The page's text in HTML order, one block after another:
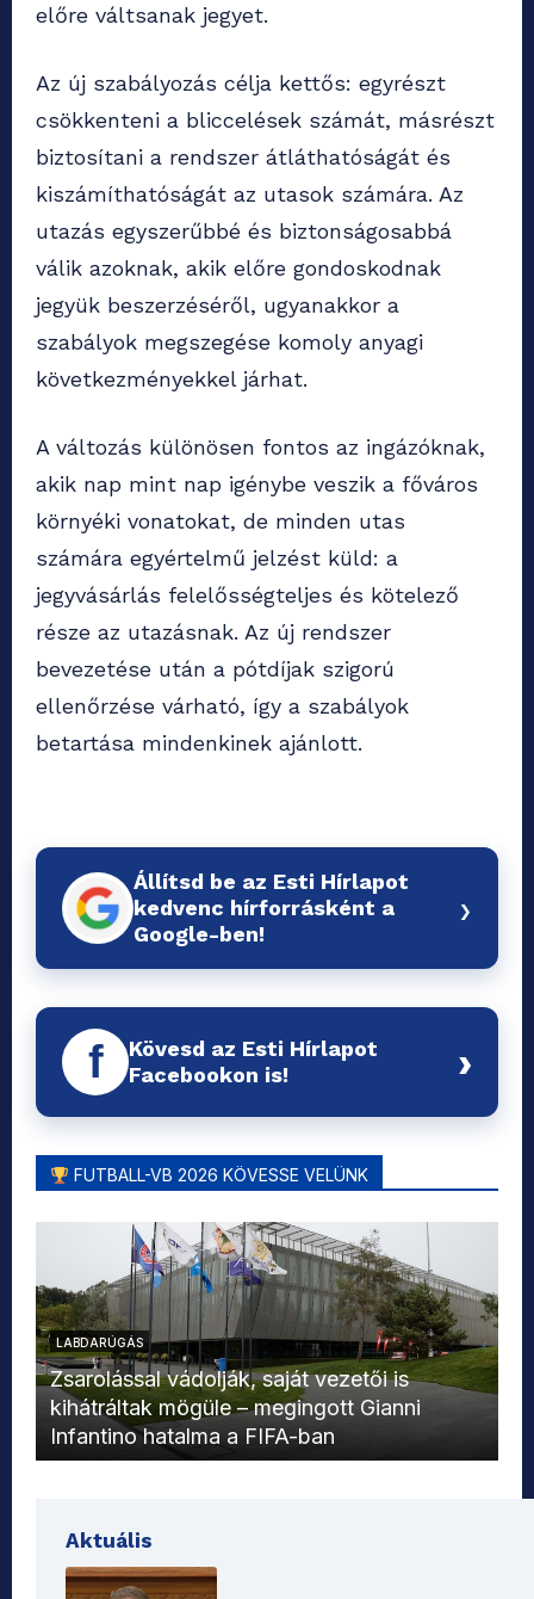
előre váltsanak jegyet.
Az új szabályozás célja kettős: egyrészt
csökkenteni a bliccelések számát, másrészt
biztosítani a rendszer átláthatóságát és
kiszámíthatóságát az utasok számára. Az
utazás egyszerűbbé és biztonságosabbá
válik azoknak, akik előre gondoskodnak
jegyük beszerzéséről, ugyanakkor a
szabályok megszegése komoly anyagi
következményekkel járhat.
A változás különösen fontos az ingázóknak,
akik nap mint nap igénybe veszik a főváros
környéki vonatokat, de minden utas
számára egyértelmű jelzést küld: a
jegyvásárlás felelősségteljes és kötelező
része az utazásnak. Az új rendszer
bevezetése után a pótdíjak szigorú
ellenőrzése várható, így a szabályok
betartása mindenkinek ajánlott.
Állítsd be az Esti Hírlapot
kedvenc hírforrásként a
Google-ben!
›
f
Kövesd az Esti Hírlapot
Facebookon is!
›
FUTBALL-VB 2026 KÖVESSE VELÜNK
LABDARÚGÁS
Zsarolással vádolják, saját vezetői is
kihátráltak mögüle – megingott Gianni
Infantino hatalma a FIFA-ban
Aktuális